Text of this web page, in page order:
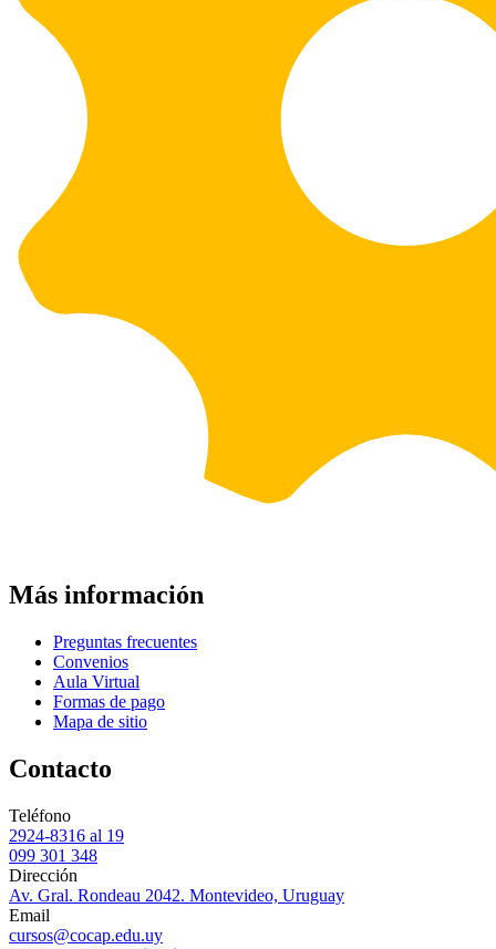
Más información
Preguntas frecuentes
Convenios
Aula Virtual
Formas de pago
Mapa de sitio
Contacto
Teléfono
2924-8316 al 19
099 301 348
Dirección
Av. Gral. Rondeau 2042. Montevideo, Uruguay
Email
cursos@cocap.edu.uy